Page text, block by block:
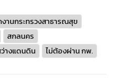
านกระทรวงสาธารณสุข
สกลนคร
างแดนดิน
ไม่ต้องผ่าน กพ.